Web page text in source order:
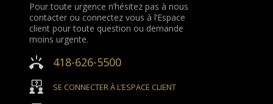
Pour toute urgence n’hésitez pas à nous
contacter ou connectez vous à l’Espace
client pour toute question ou demande
moins urgente.
418-626-5500
SE CONNECTER À L’ESPACE CLIENT